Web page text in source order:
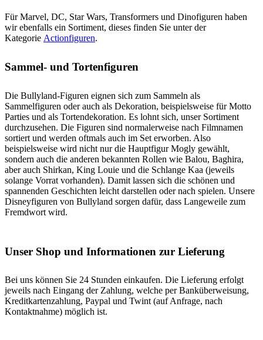
Für Marvel, DC, Star Wars, Transformers und Dinofiguren haben
wir ebenfalls ein Sortiment, dieses finden Sie unter der
Kategorie Actionfiguren.
Sammel- und Tortenfiguren
Die Bullyland-Figuren eignen sich zum Sammeln als
Sammelfiguren oder auch als Dekoration, beispielsweise für Motto
Parties und als Tortendekoration. Es lohnt sich, unser Sortiment
durchzusehen. Die Figuren sind normalerweise nach Filmnamen
sortiert und werden oftmals auch im Set erworben. Also
beispielsweise wird nicht nur die Hauptfigur Mogly gewählt,
sondern auch die anderen bekannten Rollen wie Balou, Baghira,
aber auch Shirkan, King Louie und die Schlange Kaa (jeweils
solange Vorrat vorhanden). Damit lassen sich die schönen und
spannenden Geschichten leicht darstellen oder nach spielen. Unsere
Disneyfiguren von Bullyland sorgen dafür, dass Langeweile zum
Fremdwort wird.
Unser Shop und Informationen zur Lieferung
Bei uns können Sie 24 Stunden einkaufen. Die Lieferung erfolgt
jeweils nach Eingang der Zahlung, welche per Banküberweisung,
Kreditkartenzahlung, Paypal und Twint (auf Anfrage, nach
Kontaktnahme) möglich ist.